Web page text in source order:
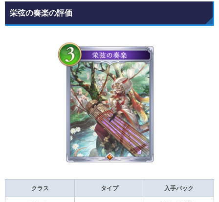
栄弦の奏楽の評価
クラス タイプ 入手パック